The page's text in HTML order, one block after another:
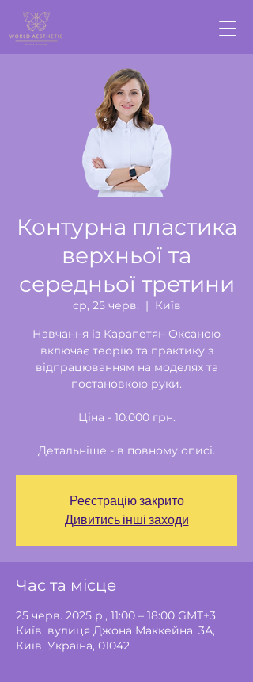
Контурна пластика
верхньої та
середньої третини
ср, 25 черв.
  |
Київ
Навчання із Карапетян Оксаною
включає теорію та практику з
відпрацюванням на моделях та
постановкою руки.
Ціна - 10.000 грн.
Детальніше - в повному описі.
Реєстрацію закрито
Дивитись інші заходи
Час та місце
25 черв. 2025 р., 11:00 – 18:00 GMT+3
Київ, вулиця Джона Маккейна, 3А,
Київ, Україна, 01042